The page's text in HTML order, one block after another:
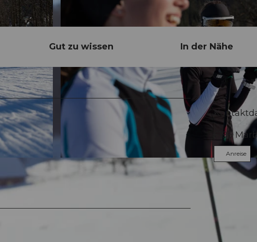
© Maurin Bisig, UNESCO Biosphäre Entlebuch
Gut zu wissen In der Nähe
6196
Anreise